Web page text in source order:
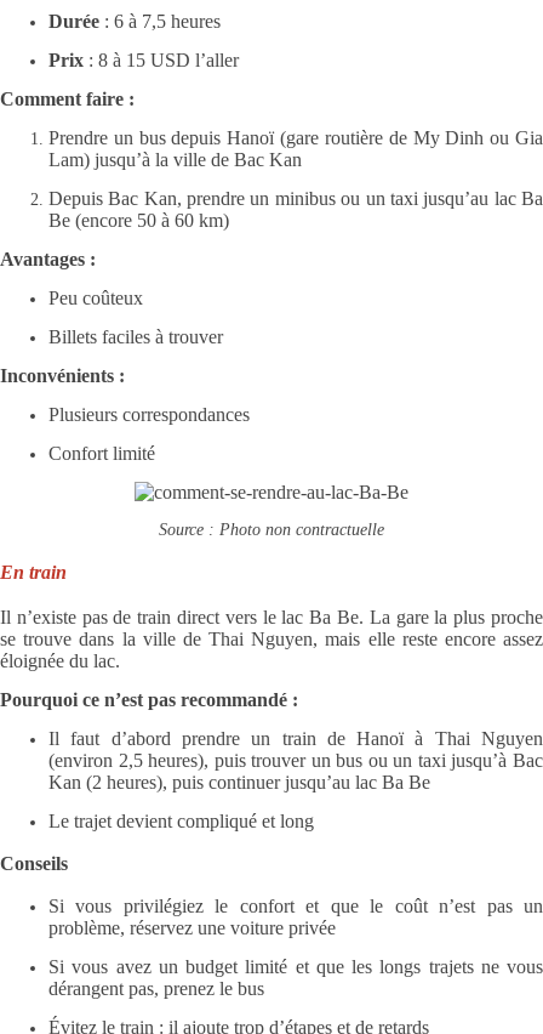
Durée : 6 à 7,5 heures
Prix : 8 à 15 USD l’aller
Comment faire :
Prendre un bus depuis Hanoï (gare routière de My Dinh ou Gia
Lam) jusqu’à la ville de Bac Kan
Depuis Bac Kan, prendre un minibus ou un taxi jusqu’au lac Ba
Be (encore 50 à 60 km)
Avantages :
Peu coûteux
Billets faciles à trouver
Inconvénients :
Plusieurs correspondances
Confort limité
Source : Photo non contractuelle
En train
Il n’existe pas de train direct vers le lac Ba Be. La gare la plus proche
se trouve dans la ville de Thai Nguyen, mais elle reste encore assez
éloignée du lac.
Pourquoi ce n’est pas recommandé :
Il faut d’abord prendre un train de Hanoï à Thai Nguyen
(environ 2,5 heures), puis trouver un bus ou un taxi jusqu’à Bac
Kan (2 heures), puis continuer jusqu’au lac Ba Be
Le trajet devient compliqué et long
Conseils
Si vous privilégiez le confort et que le coût n’est pas un
problème, réservez une voiture privée
Si vous avez un budget limité et que les longs trajets ne vous
dérangent pas, prenez le bus
Évitez le train : il ajoute trop d’étapes et de retards